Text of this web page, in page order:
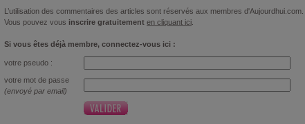
L’utilisation des commentaires des articles sont réservés aux membres d'Aujourdhui.com.
Vous pouvez vous inscrire gratuitement en cliquant ici
Si vous êtes déjà membre, connectez-vous ici :
votre pseudo :
votre mot de passe
(envoyé par email)